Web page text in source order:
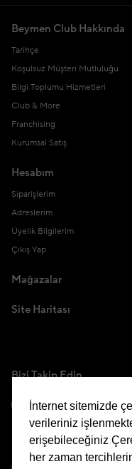
Beymen Club Hakkında
Tarihçe
Koşulsuz Müşteri Mutluluğu
Bilgi Toplumu Hizmetleri
Club & More
Franchising
Kurumsal Satış
Hesabım
Siparişlerim
Adreslerim
Üyelik Bilgilerim
Çıkış Yap
Mağazalar
Site Haritası
Bizi Takip Edin
Uygulamamızı İndirin
İnternet sitemizde
verileriniz
erişebileceğiniz
her zaman